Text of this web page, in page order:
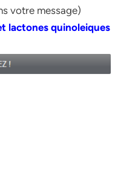
votre message)
lactones quinoleiques